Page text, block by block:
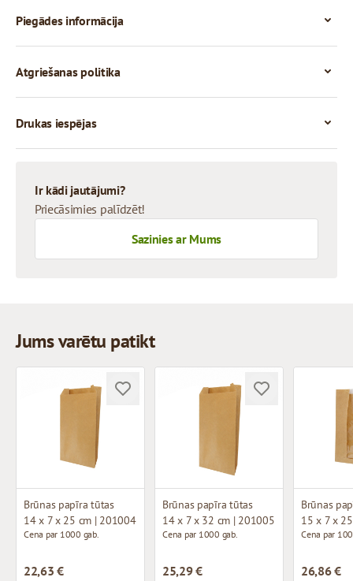
Piegādes informācija
Atgriešanas politika
Drukas iespējas
Ir kādi jautājumi?
Priecāsimies palīdzēt!
Sazinies ar Mums
Jums varētu patikt
Brūnas papīra tūtas
14 x 7 x 25 cm | 201004
Cena par 1000 gab.
22,63 €
Brūnas papīra tūtas
14 x 7 x 32 cm | 201005
Cena par 1000 gab.
25,29 €
15 x 7 x
Cena par
26,86 €